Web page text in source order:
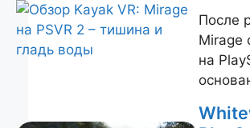
После
Mirage
на